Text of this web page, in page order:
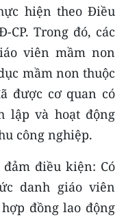
hiện theo Điều
CP. Trong đó, các
viên mầm non
mầm non thuộc
được cơ quan có
lập và hoạt động
công nghiệp.
điều kiện: Có
danh giáo viên
đồng lao động